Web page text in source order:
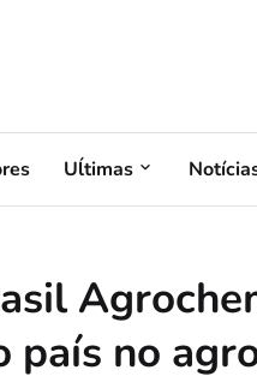
Uĺtimas
país no